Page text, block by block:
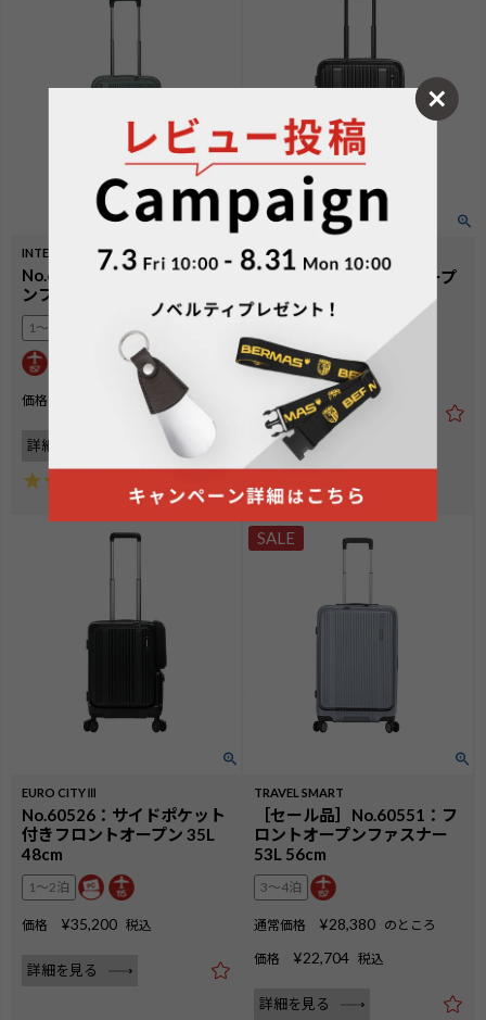
INTER CITY BS
No.60555：フロントオープ
ンファスナー37L 50cm
1〜2泊
価格 税込
詳細を見る
INTER CITYⅡ
No.60562：フロントオープ
ン 57L 56cm
価格 ¥42,900 税込
詳細を見る
EURO CITYⅢ
No.60526：サイドポケット
付きフロントオープン 35L
48cm
1〜2泊
価格 ¥35,200 税込
詳細を見る
TRAVEL SMART
［セール品］No.60551：フ
ロントオープンファスナー
53L 56cm
3〜4泊
SALE
通常価格 ¥28,380 のところ
価格 ¥22,704 税込
詳細を見る